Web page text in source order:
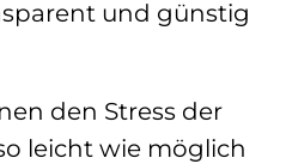
und günstig
den Stress der
leicht wie möglich